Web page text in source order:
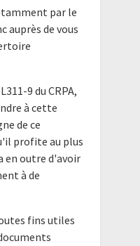
par le
auprès de vous
9 du CRPA,
à cette
de ce
profite au plus
en outre d'avoir
à de
fins utiles